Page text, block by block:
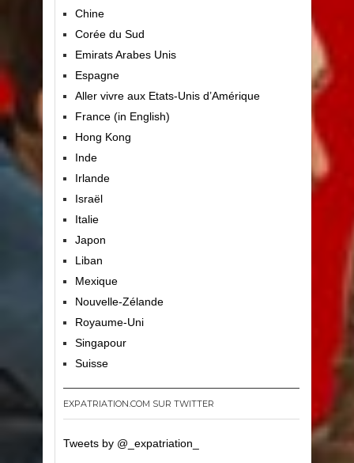
Chine
Corée du Sud
Emirats Arabes Unis
Espagne
Aller vivre aux Etats-Unis d’Amérique
France (in English)
Hong Kong
Inde
Irlande
Israël
Italie
Japon
Liban
Mexique
Nouvelle-Zélande
Royaume-Uni
Singapour
Suisse
EXPATRIATION.COM SUR TWITTER
Tweets by @_expatriation_